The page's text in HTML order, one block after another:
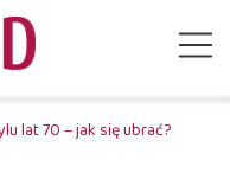
lat 70 – jak się ubrać?